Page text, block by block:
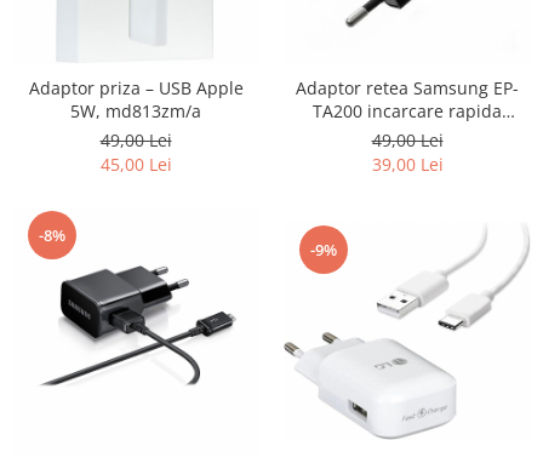
Adaptor priza – USB Apple
5W, md813zm/a
49,00 Lei
45,00 Lei
Adaptor retea Samsung EP-
TA200 incarcare rapida
Adaptive Fast Charging
49,00 Lei
39,00 Lei
-8%
-9%